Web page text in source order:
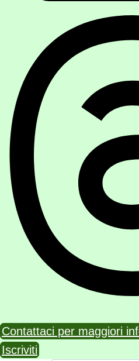
Contattaci per maggiori
Iscriviti